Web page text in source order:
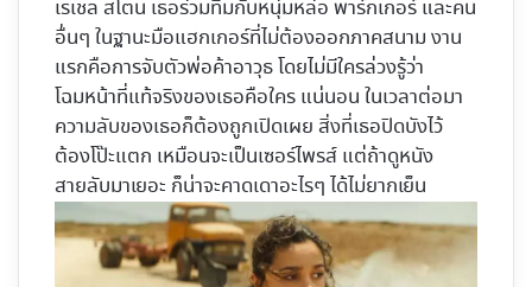
เรเชล สโตน เธอร่วมทีมกับหนุ่มหล่อ พาร์กเกอร์ และคน
อื่นๆ ในฐานะมือแฮกเกอร์ที่ไม่ต้องออกภาคสนาม งาน
แรกคือการจับตัวพ่อค้าอาวุธ โดยไม่มีใครล่วงรู้ว่า
โฉมหน้าที่แท้จริงของเธอคือใคร แน่นอน ในเวลาต่อมา
ความลับของเธอก็ต้องถูกเปิดเผย สิ่งที่เธอปิดบังไว้
ต้องโป๊ะแตก เหมือนจะเป็นเซอร์ไพรส์ แต่ถ้าดูหนัง
สายลับมาเยอะ ก็น่าจะคาดเดาอะไรๆ ได้ไม่ยากเย็น